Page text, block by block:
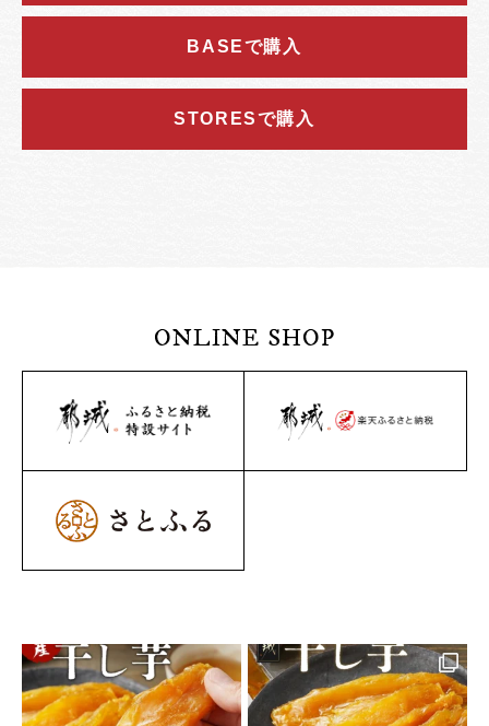
BASEで購入
STORESで購入
ONLINE SHOP